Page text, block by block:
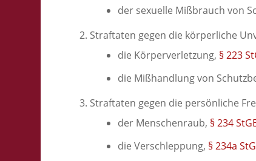
der sexuelle Mißbrauch von
Straftaten gegen die körperliche
die Körperverletzung, § 223
die Mißhandlung von
Straftaten gegen die persönliche
der Menschenraub, § 234
die Verschleppung, § 234a